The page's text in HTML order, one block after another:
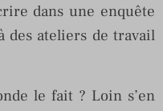
dans une enquête
ateliers de travail
le fait ? Loin s’en